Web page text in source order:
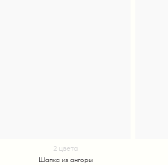
2 цвета
Шапка из ангоры